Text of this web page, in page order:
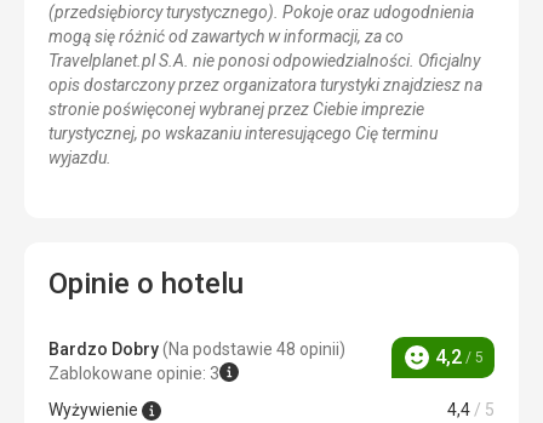
(przedsiębiorcy turystycznego). Pokoje oraz udogodnienia
mogą się różnić od zawartych w informacji, za co
Travelplanet.pl S.A. nie ponosi odpowiedzialności. Oficjalny
opis dostarczony przez organizatora turystyki znajdziesz na
stronie poświęconej wybranej przez Ciebie imprezie
turystycznej, po wskazaniu interesującego Cię terminu
wyjazdu.
Opinie o hotelu
Bardzo Dobry(Na podstawie 48 opinii)
Zablokowane opinie: 3
Ocena
4,2 / 5
Wyżywienie 4,4/ 5